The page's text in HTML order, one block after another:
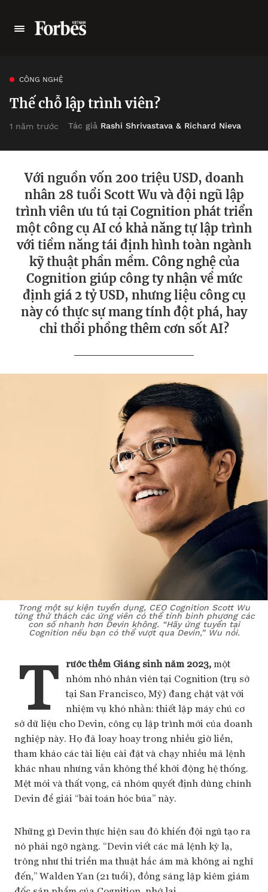
CÔNG NGHỆ
Thế chỗ lập trình viên?
1 năm trước Tác giả Rashi Shrivastava & Richard Nieva
Với nguồn vốn 200 triệu USD, doanh
nhân 28 tuổi Scott Wu và đội ngũ lập
trình viên ưu tú tại Cognition phát triển
một công cụ AI có khả năng tự lập trình
với tiềm năng tái định hình toàn ngành
kỹ thuật phần mềm. Công nghệ của
Cognition giúp công ty nhận về mức
định giá 2 tỷ USD, nhưng liệu công cụ
này có thực sự mang tính đột phá, hay
chỉ thổi phồng thêm cơn sốt AI?
Trong một sự kiện tuyển dụng, CEO Cognition Scott Wu
từng thử thách các ứng viên có thể tính bình phương các
con số nhanh hơn Devin không. “Hãy ứng tuyển tại
Cognition nếu bạn có thể vượt qua Devin,” Wu nói.
T rước thềm Giáng sinh năm 2023,một
nhóm nhỏ nhân viên tại Cognition (trụ sở
tại San Francisco, Mỹ) đang chật vật với
nhiệm vụ khó nhằn: thiết lập máy chủ cơ
sở dữ liệu cho Devin, công cụ lập trình mới của doanh
nghiệp này. Họ đã loay hoay trong nhiều giờ liền,
tham khảo các tài liệu cài đặt và chạy nhiều mã lệnh
khác nhau nhưng vẫn không thể khởi động hệ thống.
Mệt mỏi và thất vọng, cả nhóm quyết định dùng chính
Devin để giải “bài toán hóc búa” này.
Những gì Devin thực hiện sau đó khiến đội ngũ tạo ra
nó phải ngỡ ngàng. “Devin viết các mã lệnh kỳ lạ,
trông như thi triển ma thuật hắc ám mà không ai nghĩ
đến,” Walden Yan (21 tuổi), đồng sáng lập kiêm giám